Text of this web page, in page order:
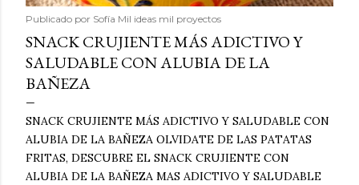
Publicado por Sofía Mil ideas mil proyectos
SNACK CRUJIENTE MÁS ADICTIVO Y
SALUDABLE CON ALUBIA DE LA
BAÑEZA
SNACK CRUJIENTE MÁS ADICTIVO Y SALUDABLE CON
ALUBIA DE LA BAÑEZA OLVIDATE DE LAS PATATAS
FRITAS, DESCUBRE EL SNACK CRUJIENTE CON
ALUBIA DE LA BAÑEZA MAS ADICTIVO Y SALUDABLE